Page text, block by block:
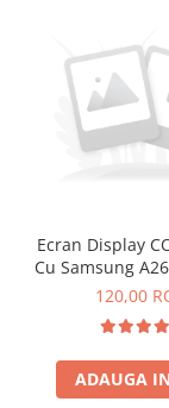
PowerBank
Selfie Stick /
Stick-uri USB
HUAWEI
HUAWEI SERVICE
ACUMULATORI
Acumulatori
ACUMULATORI
Ecran Display
Cu Samsung
Rama -
120,00
ADAUGA